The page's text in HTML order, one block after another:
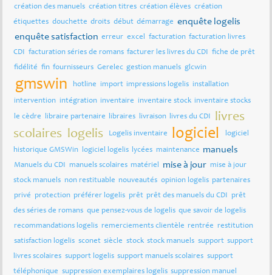
création des manuels création titres création élèves création
étiquettes douchette droits début démarrage enquête logelis
enquête satisfaction erreur excel facturation facturation livres
CDI facturation séries de romans facturer les livres du CDI fiche de prêt
fidélité fin fournisseurs Gerelec gestion manuels glcwin
gmswin hotline import impressions logelis installation
intervention intégration inventaire inventaire stock inventaire stocks
le cèdre libraire partenaire libraires livraison livres du CDI
livres
scolaires logelis Logelis inventaire logiciel logiciel
historique GMSWin logiciel logelis lycées maintenance manuels
Manuels du CDI manuels scolaires matériel mise à jour mise à jour
stock manuels non restituable nouveautés opinion logelis partenaires
privé protection préférer logelis prêt prêt des manuels du CDI prêt
des séries de romans que pensez-vous de logelis que savoir de logelis
recommandations logelis remerciements clientèle rentrée restitution
satisfaction logelis sconet siècle stock stock manuels support support
livres scolaires support logelis support manuels scolaires support
téléphonique suppression exemplaires logelis suppression manuel